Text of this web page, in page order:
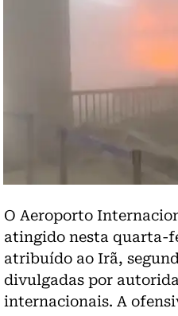
O Aeroporto
atingido nesta quarta-
atribuído ao Irã,
divulgadas por
internacionais. A